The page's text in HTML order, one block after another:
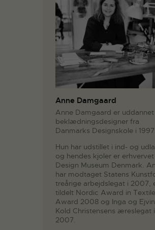
Anne Damgaard
Anne Damgaard er uddannet
beklædningsdesigner fra
Danmarks Designskole i 1997.
Hun har udstillet i ind- og
og hendes kjoler er
Design Museum Denmark.
har modtaget Statens
treårige arbejdslegat i 2007,
tildelt Nordic Award in
Award 2008 og Inga og
Kold Christensens æreslegat i
2007.